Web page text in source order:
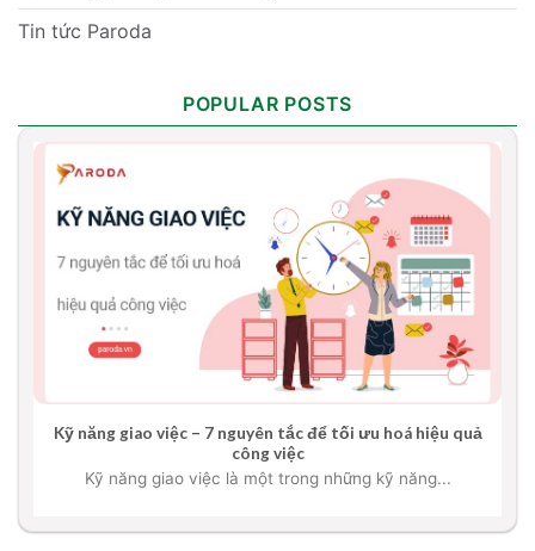
Tin tức Paroda
POPULAR POSTS
Kỹ năng giao việc – 7 nguyên tắc để tối ưu hoá hiệu quả
công việc
Kỹ năng giao việc là một trong những kỹ năng...